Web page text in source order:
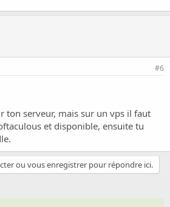
#6
ton serveur, mais sur un vps il faut
et disponible, ensuite tu
ou vous enregistrer pour répondre ici.